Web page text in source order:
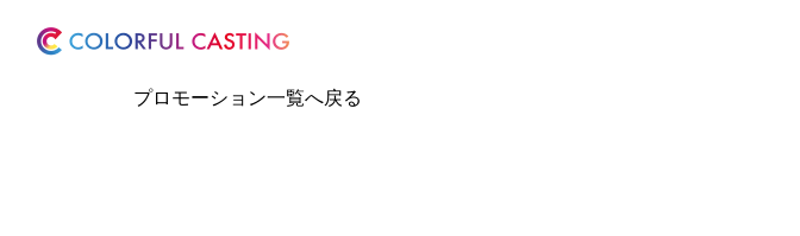
プロモーション一覧へ戻る